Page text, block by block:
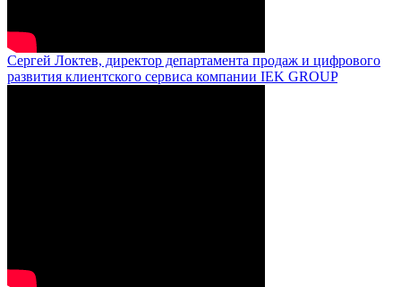
Сергей Локтев, директор департамента продаж и цифрового
развития клиентского сервиса компании IEK GROUP